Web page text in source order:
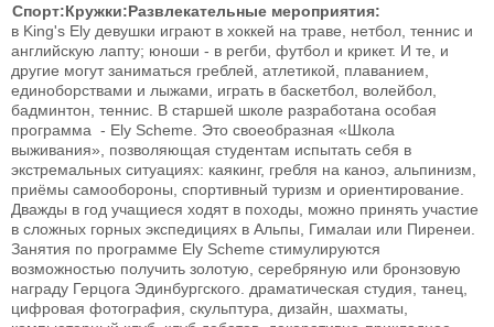
Спорт:Кружки:Развлекательные мероприятия:
в King's Ely девушки играют в хоккей на траве, нетбол, теннис и
английскую лапту; юноши - в регби, футбол и крикет. И те, и
другие могут заниматься греблей, атлетикой, плаванием,
единоборствами и лыжами, играть в баскетбол, волейбол,
бадминтон, теннис. В старшей школе разработана особая
программа - Ely Scheme. Это своеобразная «Школа
выживания», позволяющая студентам испытать себя в
экстремальных ситуациях: каякинг, гребля на каноэ, альпинизм,
приёмы самообороны, спортивный туризм и ориентирование.
Дважды в год учащиеся ходят в походы, можно принять участие
в сложных горных экспедициях в Альпы, Гималаи или Пиренеи.
Занятия по программе Ely Scheme стимулируются
возможностью получить золотую, серебряную или бронзовую
награду Герцога Эдинбургского. драматическая студия, танец,
цифровая фотография, скульптура, дизайн, шахматы,